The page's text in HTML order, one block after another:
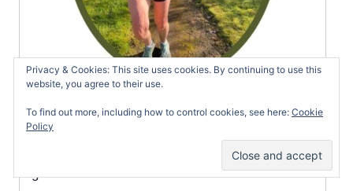
Hoewel ik niet van sporten houd, ga ik elke dag
hardlopen. Niet om sneller te worden of om aan
wedstrijden mee te doen, maar omdat het me
goed doet.
Privacy & Cookies: This site uses cookies. By continuing to use this
website, you agree to their use.
To find out more, including how to control cookies, see here: Cookie
Policy